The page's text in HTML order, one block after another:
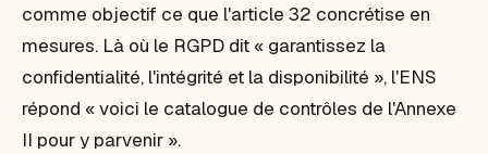
comme objectif ce que l'article 32 concrétise en
mesures. Là où le RGPD dit « garantissez la
confidentialité, l'intégrité et la disponibilité », l'ENS
répond « voici le catalogue de contrôles de l'Annexe
II pour y parvenir ».